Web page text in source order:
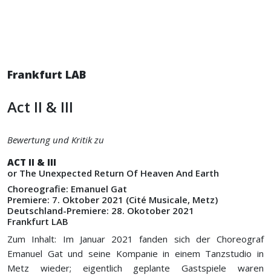
Frankfurt LAB
Act II & III
Bewertung und Kritik zu
ACT II & III
or The Unexpected Return Of Heaven And Earth
Choreografie: Emanuel Gat
Premiere: 7. Oktober 2021 (Cité Musicale, Metz)
Deutschland-Premiere: 28. Okotober 2021
Frankfurt LAB
Zum Inhalt: Im Januar 2021 fanden sich der Choreograf
Emanuel Gat und seine Kompanie in einem Tanzstudio in
Metz wieder; eigentlich geplante Gastspiele waren